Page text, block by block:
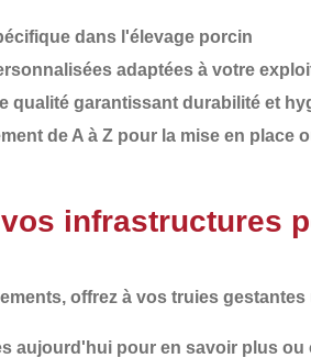
dans l'élevage porcin
adaptées à votre
qualité garantissant durabilité et
de A à Z pour la mise en place
infrastructures
, offrez à vos truies
aujourd'hui pour en savoir plus